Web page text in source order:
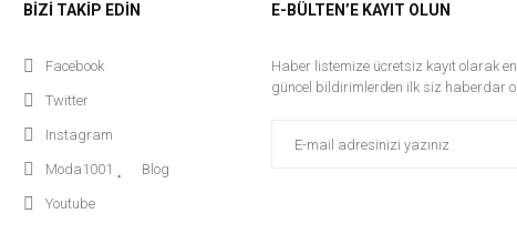
BİZİ TAKİP EDİN
Facebook
Twitter
Instagram
Moda1001 Blog
Youtube
E-BÜLTEN’E KAYIT OLUN
Haber listemize ücretsiz kayıt olarak
güncel bildirimlerden ilk siz haberdar